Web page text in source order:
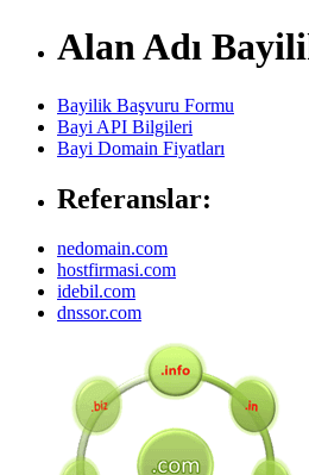
Alan Adı
Bayilik Başvuru Formu
Bayi API Bilgileri
Bayi Domain Fiyatları
Referanslar:
nedomain.com
hostfirmasi.com
idebil.com
dnssor.com